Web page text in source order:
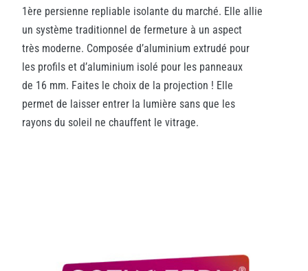
1ère persienne repliable isolante du marché. Elle allie
un système traditionnel de fermeture à un aspect
très moderne. Composée d’aluminium extrudé pour
les profils et d’aluminium isolé pour les panneaux
de 16 mm. Faites le choix de la projection ! Elle
permet de laisser entrer la lumière sans que les
rayons du soleil ne chauffent le vitrage.